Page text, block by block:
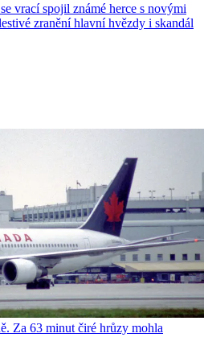
vrací spojil známé herce s novými
zranění hlavní hvězdy i skandál
Za 63 minut čiré hrůzy mohla